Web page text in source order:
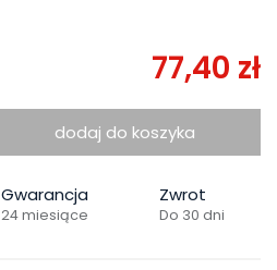
77,40 zł
dodaj do koszyka
Gwarancja
24 miesiące
Zwrot
Do 30 dni